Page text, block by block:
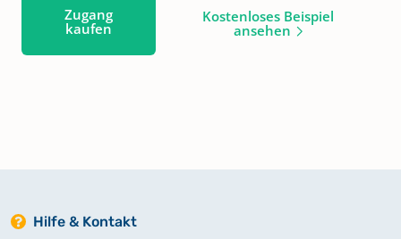
Zugang
kaufen
Kostenloses Beispiel
ansehen
Hilfe & Kontakt